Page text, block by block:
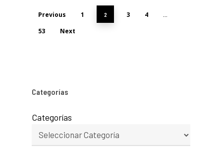
Previous 1 2 3 4
53 Next
Categorías
Categorías